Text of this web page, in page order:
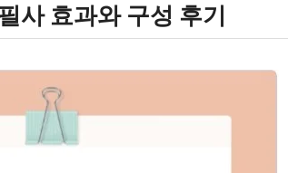
사 효과와 구성 후기